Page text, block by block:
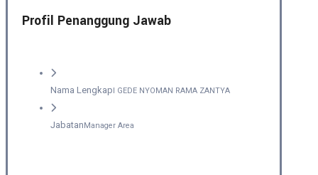
Profil Penanggung Jawab
Nama Lengkap I GEDE NYOMAN RAMA ZANTYA
Jabatan Manager Area